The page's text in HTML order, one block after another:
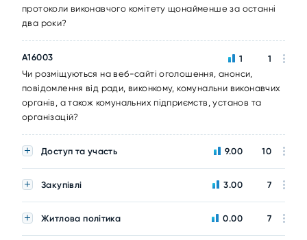
протоколи виконавчого комітету щонайменше за останні
два роки?
A16003
Чи розміщуються на веб-сайті оголошення, анонси,
повідомлення від ради, виконкому, комунальни виконавчих
органів, а також комунальних підприємств, установ та
організацій?
1 1
Доступ та участь 9.00 10
Закупівлі 3.00 7
Житлова політика 0.00 7